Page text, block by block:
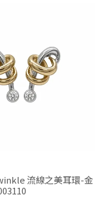
流線之美耳環-金